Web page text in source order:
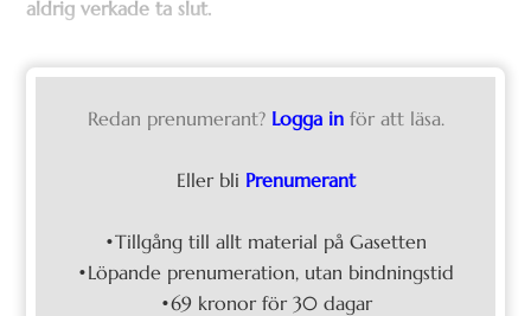
aldrig verkade ta slut.
Redan prenumerant? Logga in för att läsa.
Eller bli Prenumerant
•Tillgång till allt material på Gasetten
•Löpande prenumeration, utan bindningstid
•69 kronor för 30 dagar